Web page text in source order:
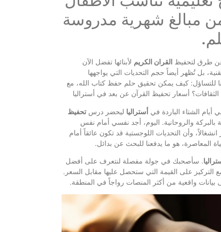
من مبالغ شهرية مدروسة
طرق لتحفيظ القران الكريم لأبنائها تفضل الآن
بل تُظهر أيضاً حجم التحديات التي يواجهها
للتساؤل: كيف يمكن تحقيق حلم حفظ كتاب الله، مع
أسعار تحفيظ القرآن عن بعد في أستراليا
الشتاء الباردة في أستراليا ليحضر درستحفيظ
بالبركة والروحانية. اليوم، أجد نفسي أمام نفس
وأن التحديات اللوجستية قد تكون عائقاً أمام
المعاصرة، هو ما يدفعنا للبحث عن بدائل.
. سأصحبك في جولة مفصلة لنتعرف على أفضل
التركيز على القيمة التي ستحصل عليها مقابل السعر.
واقعية من أكثر المنصات رواجاً في المنطقة.